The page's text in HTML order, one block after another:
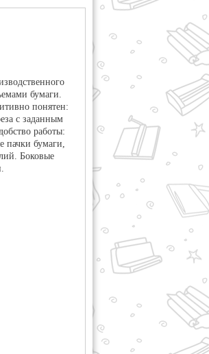
бумаги.
понятен:
с заданным
работы:
пачки бумаги,
Боковые